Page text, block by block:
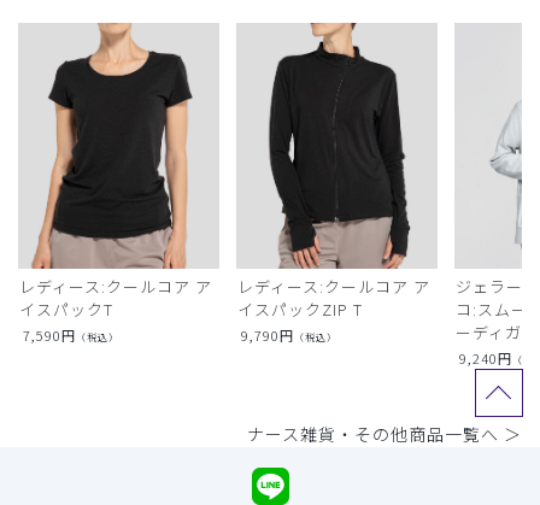
レディース:クールコア ア
イスパックT
7,590円 （税込）
レディース:クールコア ア
イスパックZIP T
9,790円 （税込）
ジェラー
コ:スムー
ーディガン
9,240円 （税
ナース雑貨・その他商品一覧へ ＞